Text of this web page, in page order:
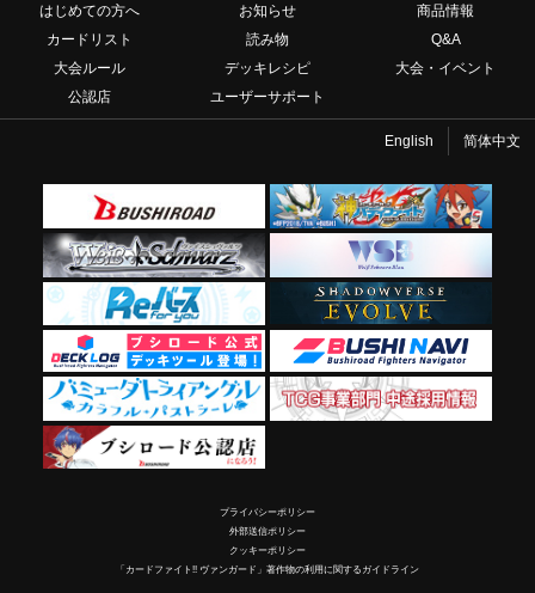
はじめての方へ お知らせ
商品情報
カードリスト
読み物
Q&A
大会ルール
デッキレシピ
大会・イベント
公認店
ユーザーサポート
English 简体中文
プライバシーポリシー
外部送信ポリシー
クッキーポリシー
「カードファイト!! ヴァンガード」著作物の利用に関するガイドライン